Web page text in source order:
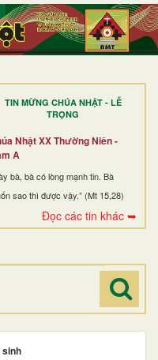
TIN MỪNG CHÚA NHẬT - LỄ
TRỌNG
Nhật XX Thường Niên -
A
bà, bà có lòng mạnh tin. Bà
sao thì được vậy.” (Mt 15,28)
Đọc các tin khác ➥
sinh